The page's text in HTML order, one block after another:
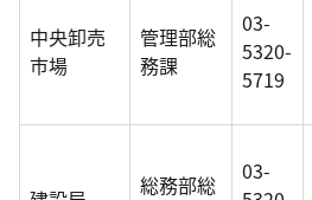
中央卸売
市場
管理部総
務課
03-
5320-
5719
総務部総
03-